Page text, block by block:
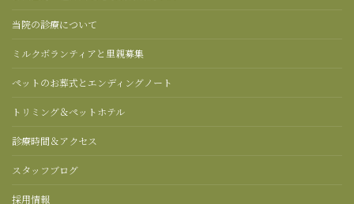
当院の診療について
ミルクボランティアと里親募集
ペットのお葬式とエンディングノート
トリミング＆ペットホテル
診療時間＆アクセス
スタッフブログ
採用情報